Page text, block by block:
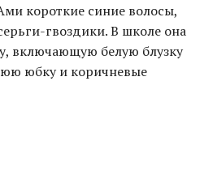
короткие синие волосы,
гвоздики. В школе она
включающую белую блузку
юбку и коричневые